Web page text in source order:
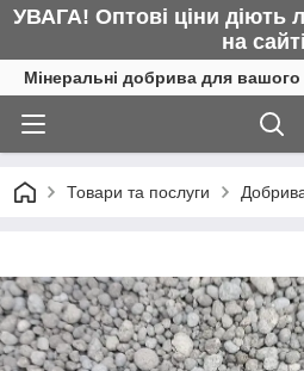
УВАГА! Оптові ціни діють
на
Мінеральні добрива для вашого
Товари та послуги